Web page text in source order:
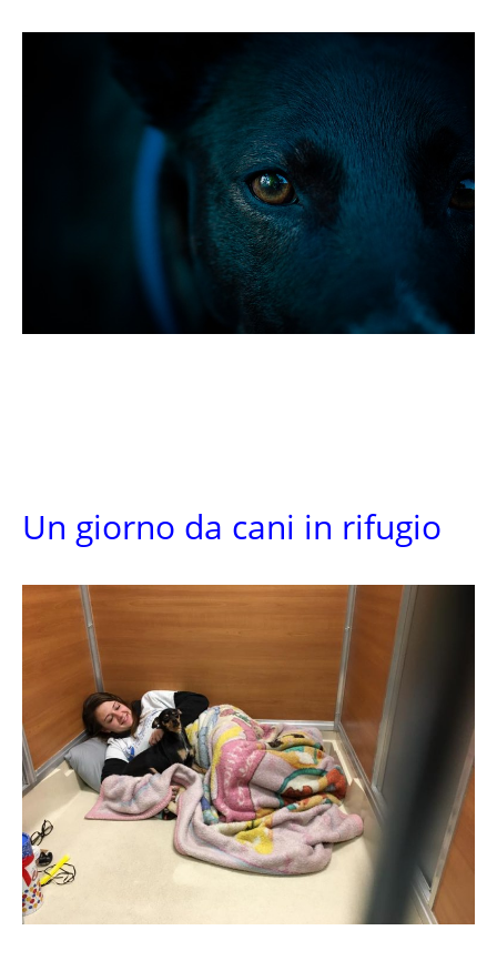
Un giorno da cani in rifugio